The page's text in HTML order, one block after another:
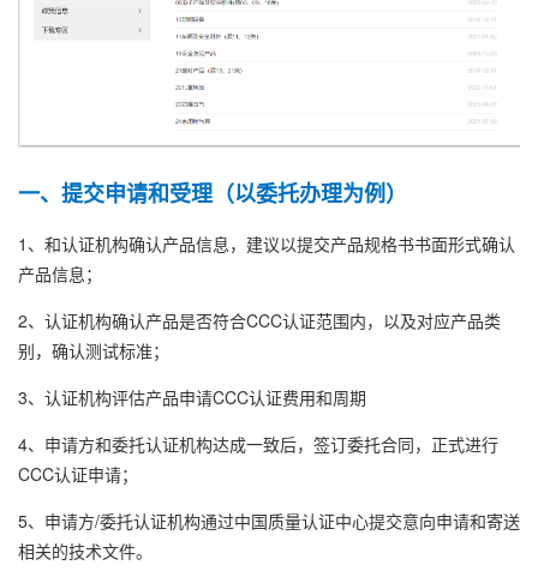
一、提交申请和受理（以委托办理为例）
1、和认证机构确认产品信息，建议以提交产品规格书书面形式确认
产品信息；
2、认证机构确认产品是否符合CCC认证范围内，以及对应产品类
别，确认测试标准；
3、认证机构评估产品申请CCC认证费用和周期
4、申请方和委托认证机构达成一致后，签订委托合同，正式进行
CCC认证申请；
5、申请方/委托认证机构通过中国质量认证中心提交意向申请和寄送
相关的技术文件。